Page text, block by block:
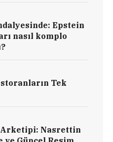
Epstein
nasıl komplo
Tek
Arketipi: Nasrettin